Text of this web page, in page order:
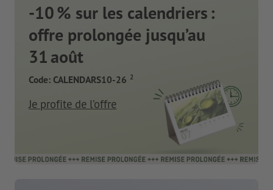
-10 % sur les calendriers :
offre prolongée jusqu’au
31 août
Code: CALENDARS10-26 2
Je profite de l’offre